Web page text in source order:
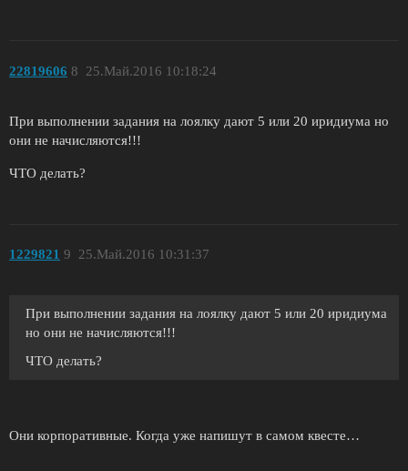
22819606 25.Май.2016 10:18:24
8
При выполнении задания на лоялку дают 5 или 20 иридиума но
они не начисляются!!!
ЧТО делать?
1229821 25.Май.2016 10:31:37
9
При выполнении задания на лоялку дают 5 или 20 иридиума
но они не начисляются!!!
ЧТО делать?
Они корпоративные. Когда уже напишут в самом квесте…